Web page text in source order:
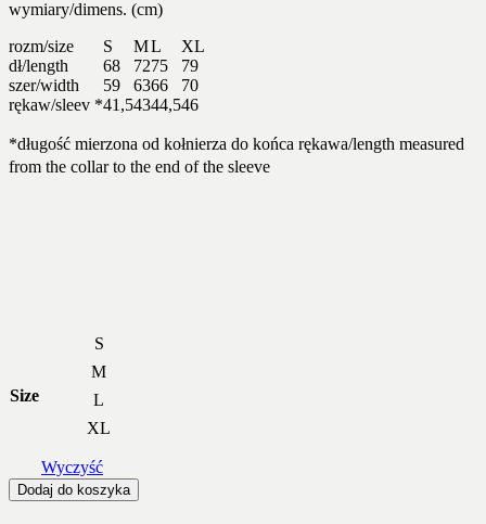
wymiary/dimens. (cm)
rozm/size
S ML
XL
dł/length
68 7275
79
szer/width
59 6366
70
rękaw/sleev *41,54344,546
*długość mierzona od kołnierza do końca rękawa/length measured
from the collar to the end of the sleeve
Size
S
M
L
XL
Wyczyść
Dodaj do koszyka